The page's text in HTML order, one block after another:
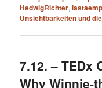
HedwigRichter,
Unsichtbarkeiten und
7.12. – TEDx
Why Winnie-